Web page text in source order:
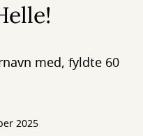
med, fyldte 60
2025